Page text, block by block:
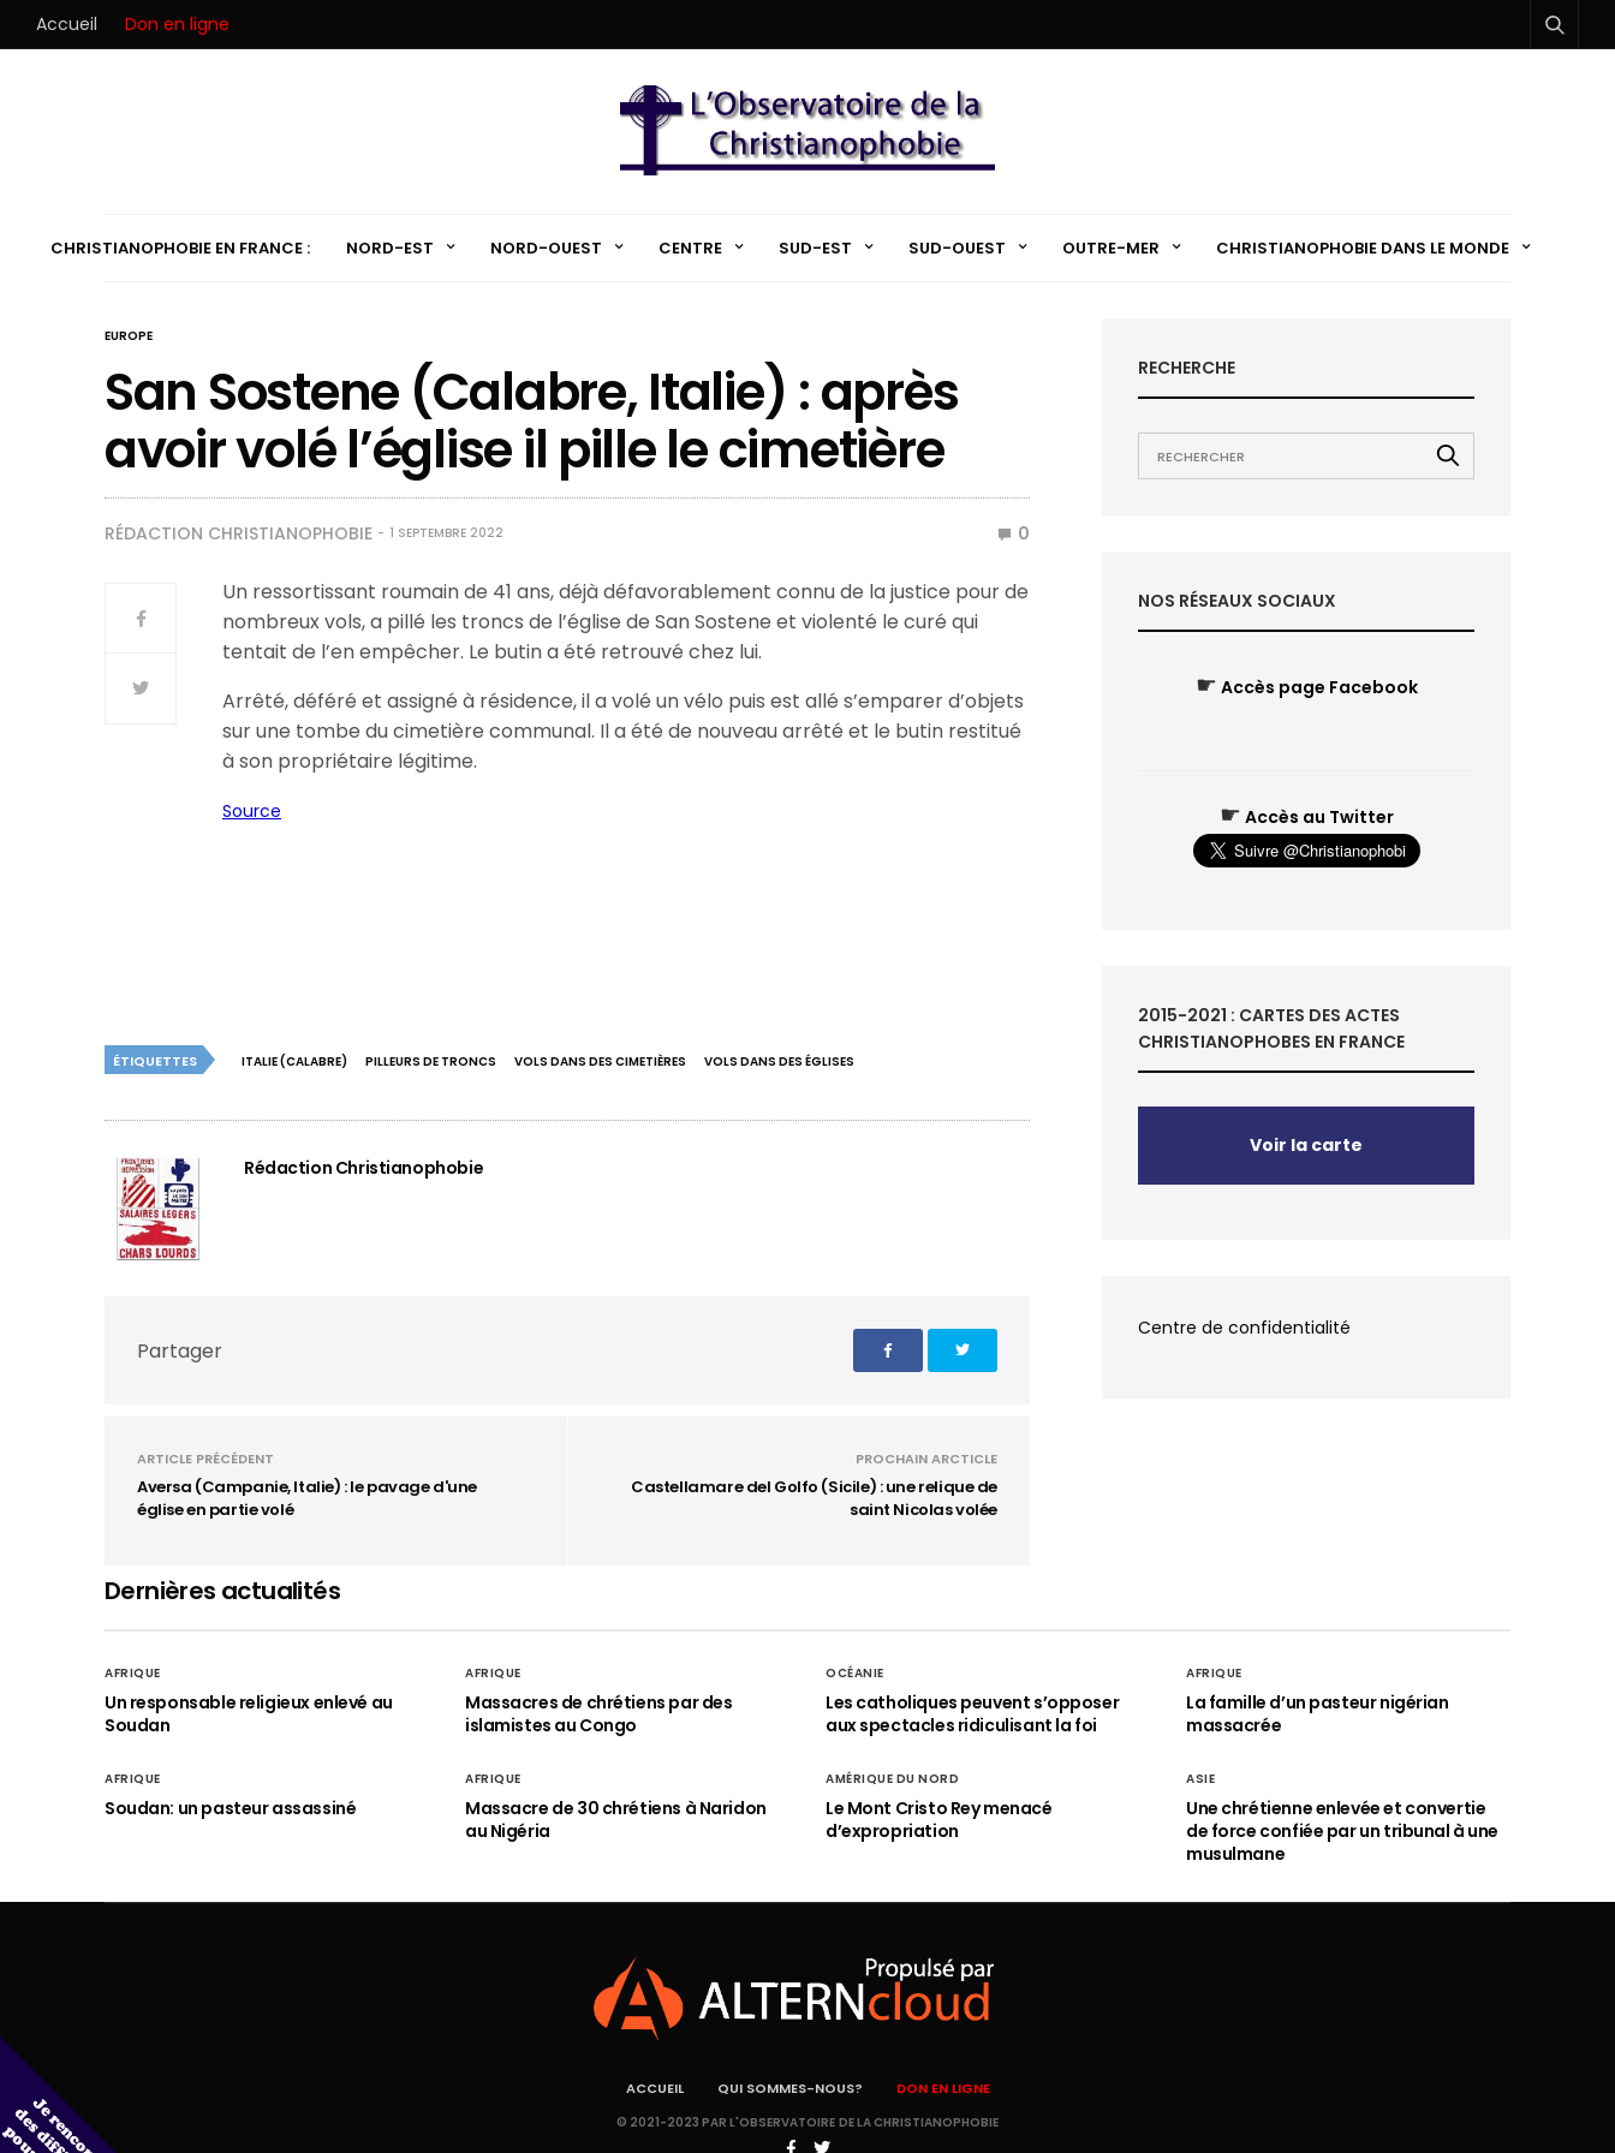
Accueil Don en ligne
CHRISTIANOPHOBIE EN FRANCE : NORD-EST NORD-OUEST CENTRE SUD-EST SUD-OUEST OUTRE-MER CHRISTIANOPHOBIE DANS LE MONDE
EUROPE
San Sostene (Calabre, Italie) : après
avoir volé l’église il pille le cimetière
RÉDACTION CHRISTIANOPHOBIE 1 SEPTEMBRE 2022 0
Un ressortissant roumain de 41 ans, déjà défavorablement connu de la justice pour de
nombreux vols, a pillé les troncs de l’église de San Sostene et violenté le curé qui
tentait de l’en empêcher. Le butin a été retrouvé chez lui.
Arrêté, déféré et assigné à résidence, il a volé un vélo puis est allé s’emparer d’objets
sur une tombe du cimetière communal. Il a été de nouveau arrêté et le butin restitué
à son propriétaire légitime.
Source
ÉTIQUETTES ITALIE (CALABRE) PILLEURS DE TRONCS VOLS DANS DES CIMETIÈRES VOLS DANS DES ÉGLISES
Rédaction Christianophobie
Partager
ARTICLE PRÉCÉDENT
Aversa (Campanie, Italie) : le pavage d'une
église en partie volé
PROCHAIN ARCTICLE
Castellamare del Golfo (Sicile) : une relique de
saint Nicolas volée
RECHERCHE
NOS RÉSEAUX SOCIAUX
☛ Accès page Facebook
☛ Accès au Twitter
2015-2021 : CARTES DES ACTES
CHRISTIANOPHOBES EN FRANCE
Voir la carte
Centre de confidentialité
Dernières actualités
AFRIQUE
Un responsable religieux enlevé au
Soudan
AFRIQUE
Massacres de chrétiens par des
islamistes au Congo
OCÉANIE
Les catholiques peuvent s’opposer
aux spectacles ridiculisant la foi
AFRIQUE
La famille d’un pasteur nigérian
massacrée
AFRIQUE
Soudan: un pasteur assassiné
AFRIQUE
Massacre de 30 chrétiens à Naridon
au Nigéria
AMÉRIQUE DU NORD
Le Mont Cristo Rey menacé
d’expropriation
ASIE
Une chrétienne enlevée et convertie
de force confiée par un tribunal à une
musulmane
ACCUEIL QUI SOMMES-NOUS? DON EN LIGNE
© 2021-2023 PAR L'OBSERVATOIRE DE LA CHRISTIANOPHOBIE